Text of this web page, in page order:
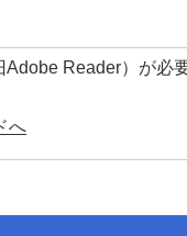
Reader）が必要
へ